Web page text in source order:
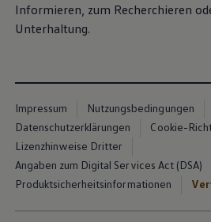
Informieren, zum Recherchieren
Unterhaltung.
Impressum
Nutzungsbedingungen
Datenschutzerklärungen
Cookie-
Lizenzhinweise Dritter
Angaben zum Digital Services Act (DSA)
Produktsicherheitsinformationen